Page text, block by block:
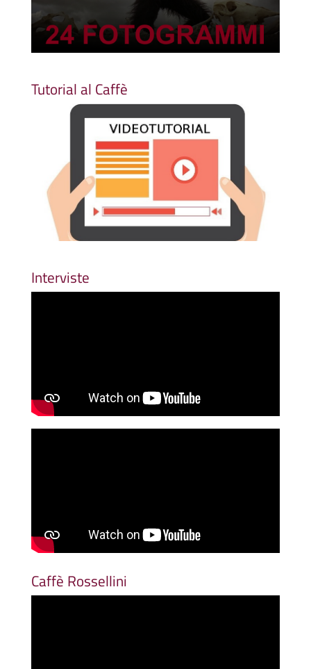
Tutorial al Caffè
Interviste
Caffè Rossellini